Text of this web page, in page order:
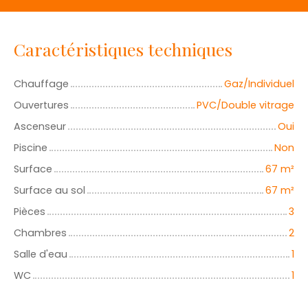
Caractéristiques techniques
Chauffage
Gaz/Individuel
Ouvertures
PVC/Double vitrage
Ascenseur
Oui
Piscine
Non
Surface
67 m²
Surface au sol
67 m²
Pièces
3
Chambres
2
Salle d'eau
1
WC
1